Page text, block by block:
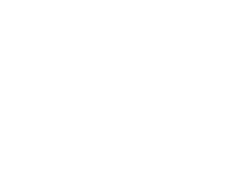
Onlineshop